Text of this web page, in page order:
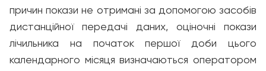
причин покази не отримані за допомогою засобів
дистанційної передачі даних, оціночні покази
лічильника на початок першої доби цього
календарного місяця визначаються оператором